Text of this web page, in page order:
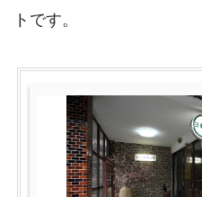
トです。